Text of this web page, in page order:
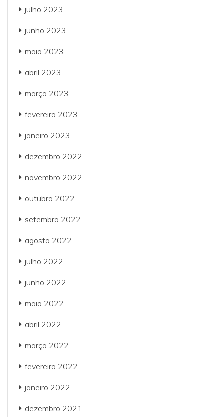
julho 2023
junho 2023
maio 2023
abril 2023
março 2023
fevereiro 2023
janeiro 2023
dezembro 2022
novembro 2022
outubro 2022
setembro 2022
agosto 2022
julho 2022
junho 2022
maio 2022
abril 2022
março 2022
fevereiro 2022
janeiro 2022
dezembro 2021